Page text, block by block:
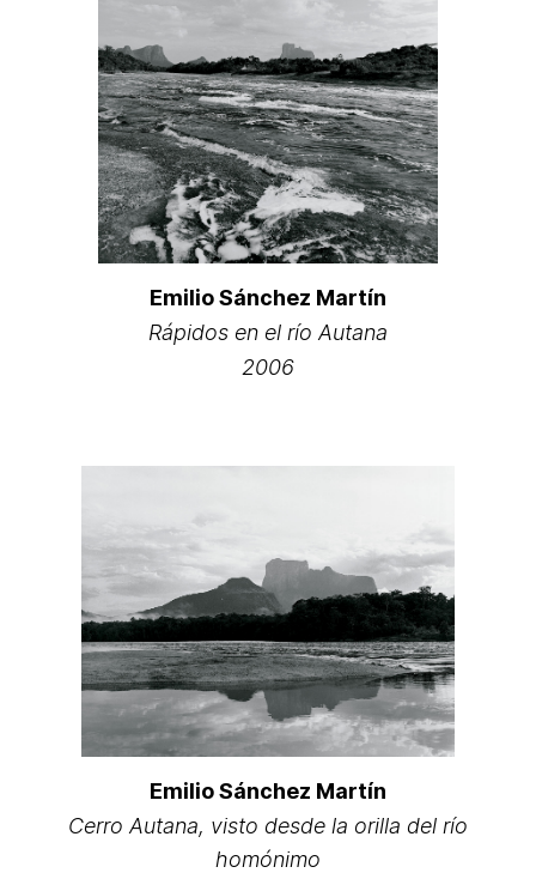
Emilio Sánchez Martín
Rápidos en el río Autana
2006
Emilio Sánchez Martín
Cerro Autana, visto desde la orilla del río
homónimo